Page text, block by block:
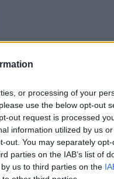
or processing of your
use the below opt-out
out request is processed
information utilized by us
out. You may separately
parties on the IAB’s list of
us to third parties on the
и
прави
управление на
планира да издаде